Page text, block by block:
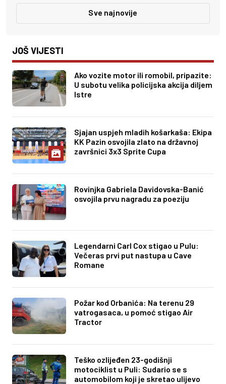
Sve najnovije
JOŠ VIJESTI
Ako vozite motor ili romobil, pripazite:
U subotu velika policijska akcija diljem
Istre
Sjajan uspjeh mladih košarkaša: Ekipa
KK Pazin osvojila zlato na državnoj
završnici 3x3 Sprite Cupa
Rovinjka Gabriela Davidovska-Banić
osvojila prvu nagradu za poeziju
Legendarni Carl Cox stigao u Pulu:
Večeras prvi put nastupa u Cave
Romane
Požar kod Orbanića: Na terenu 29
vatrogasaca, u pomoć stigao Air
Tractor
Teško ozlijeđen 23-godišnji
motociklist u Puli: Sudario se s
automobilom koji je skretao ulijevo